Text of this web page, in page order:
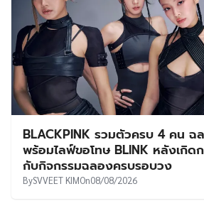
BLACKPINK รวมตัวครบ 4 คน ฉ
พร้อมไลฟ์ขอโทษ BLINK หลังเกิด
กับกิจกรรมฉลองครบรอบวง
BySVVEET KIMOn08/08/2026